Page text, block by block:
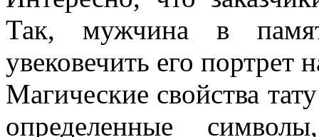
Так, мужчина в
увековечить его портрет
Магические свойства
определенные